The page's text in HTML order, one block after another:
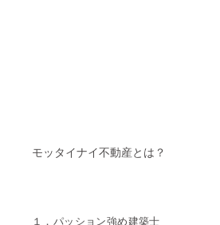
モッタイナイ不動産とは？
１．パッション強め建築士